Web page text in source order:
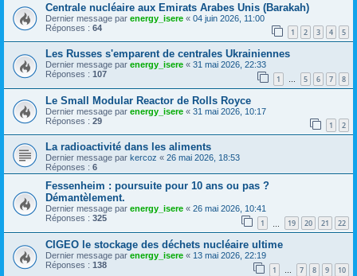
Centrale nucléaire aux Emirats Arabes Unis (Barakah)
Dernier message par energy_isere « 04 juin 2026, 11:00
Réponses : 64 1 2 3 4 5
Les Russes s'emparent de centrales Ukrainiennes
Dernier message par energy_isere « 31 mai 2026, 22:33
Réponses : 107 1 … 5 6 7 8
Le Small Modular Reactor de Rolls Royce
Dernier message par energy_isere « 31 mai 2026, 10:17
Réponses : 29 1 2
La radioactivité dans les aliments
Dernier message par kercoz « 26 mai 2026, 18:53
Réponses : 6
Fessenheim : poursuite pour 10 ans ou pas ?
Démantèlement.
Dernier message par energy_isere « 26 mai 2026, 10:41
Réponses : 325 1 19 20 21 22
CIGEO le stockage des déchets nucléaire ultime
Dernier message par energy_isere « 13 mai 2026, 22:19
Réponses : 138 1 … 7 8 9 10